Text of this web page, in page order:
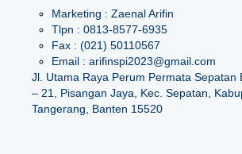
Marketing : Zaenal Arifin
Tlpn : 0813-8577-6935
Fax : (021) 50110567
Email : arifinspi2023@gmail.com
Jl. Utama Raya Perum Permata Sepatan
– 21, Pisangan Jaya, Kec. Sepatan,
Tangerang, Banten 15520